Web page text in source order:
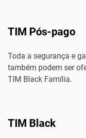
TIM Pós-pago
Toda a segurança e
também podem ser
TIM Black Família.
TIM Black